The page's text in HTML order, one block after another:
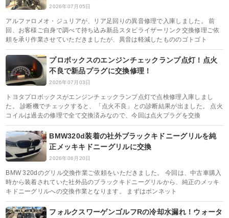
2026年07月05日
アルファロメオ・ジュリアが、リア足回りの異音修理で入庫しました。 前
回、お客様ご自身で調べて持ち込み新品スタビライザーリンク交換修理ご依
頼を承り作業させていただきましたが、異音は軽減したもののゴトゴト
プロボックスのエンジンチェックランプ点灯！点火
不良で新品プラグに交換修理！
2026年07月03日
トヨタプロボックスがエンジンチェックランプ点灯で点検修理入庫しまし
た。 診断機でチェックすると、「点火不良」との診断結果が出ました。 点火
コイルは過去の修理で全て交換済みなので、今回は点火プラグを交換
BMW320d装着の社外ブラックキドニーグリルを純
正メッキキドニーグリルに交換
2026年06月20日
BMW 320dのグリル交換作業ご依頼をいただきました。 今回は、中古車購入
時から装着されていた社外品のブラックキドニーグリルから、純正のメッキ
キドニーグリルへの交換作業となります。 まずはボンネット
フォルクスワーゲンゴルフRの冷却水漏れ！ウォータ